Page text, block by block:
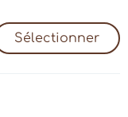
Sélectionner